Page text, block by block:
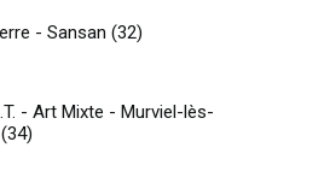
- Sansan (32)
- Art Mixte - Murviel-lès-